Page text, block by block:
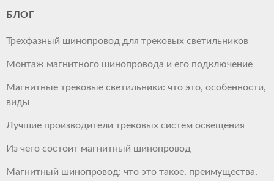
БЛОГ
Трехфазный шинопровод для трековых светильников
Монтаж магнитного шинопровода и его подключение
Магнитные трековые светильники: что это, особенности,
виды
Лучшие производители трековых систем освещения
Из чего состоит магнитный шинопровод
Магнитный шинопровод: что это такое, преимущества,